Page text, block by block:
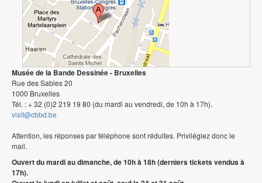
Musée de la Bande Dessinée - Bruxelles
Rue des Sables 20
1000 Bruxelles
Tél. : + 32 (0)2 219 19 80 (du mardi au vendredi, de 10h à 17h).
visit@cbbd.be
Attention, les réponses par téléphone sont réduites. Privilégiez donc le
mail.
Ouvert du mardi au dimanche, de 10h à 18h (derniers tickets vendus à
17h).